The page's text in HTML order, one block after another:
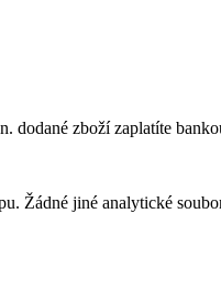
dodané zboží zaplatíte
Žádné jiné analytické